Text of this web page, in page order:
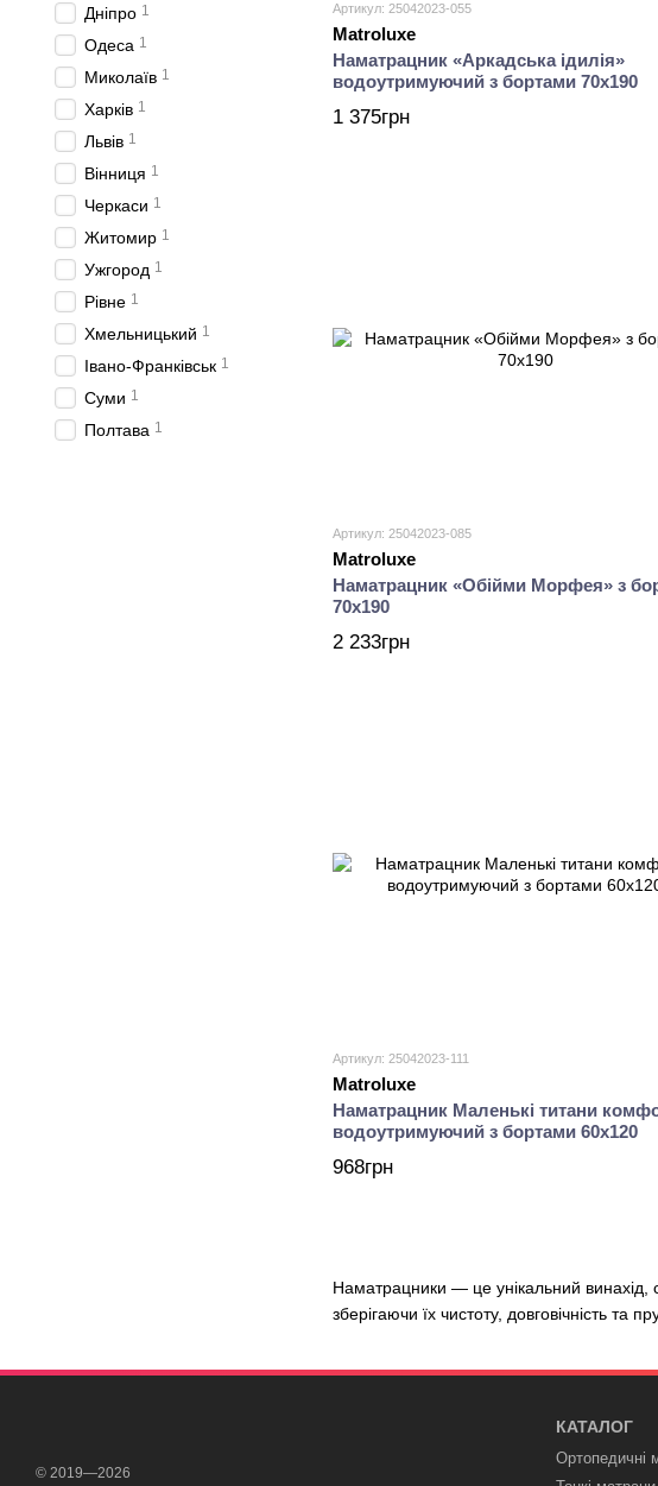
Наматрацники — це унікальний
зберігаючи їх чистоту, довговічність та
Артикул: 25042023-055
Matroluxe
Наматрацник «Аркадська ідилія»
водоутримуючий з бортами 70х190
1 375грн
Артикул: 25042023-085
Matroluxe
Наматрацник «Обійми Морфея» з
70х190
2 233грн
Артикул: 25042023-111
Matroluxe
Наматрацник Маленькі титани
водоутримуючий з бортами 60х120
968грн
Дніпро 1
Одеса 1
Миколаїв 1
Харків 1
Львів 1
Вінниця 1
Черкаси 1
Житомир 1
Ужгород 1
Рівне 1
Хмельницький 1
Івано-Франківськ 1
Суми 1
Полтава 1
© 2019—2026
КАТАЛОГ
Ортопедичні